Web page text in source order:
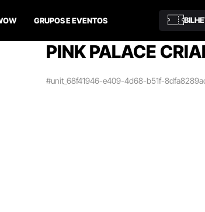
GRUPOS E EVENTOS
PINK PALACE
#unit_68f41946-e409-4d68-b51f-